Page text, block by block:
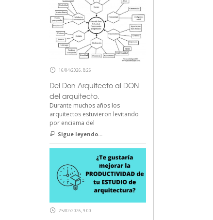
16/04/2026, 8:26
Del Don Arquitecto al DON
del arquitecto.
Durante muchos años los
arquitectos estuvieron levitando
por enciama del
Sigue leyendo...
25/02/2026, 9:00